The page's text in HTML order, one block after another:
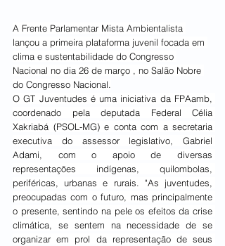
A Frente Parlamentar Mista Ambientalista
lançou a primeira plataforma juvenil focada em
clima e sustentabilidade do Congresso
Nacional no dia 26 de março , no Salão Nobre
do Congresso Nacional.
O GT Juventudes é uma iniciativa da FPAamb,
coordenado pela deputada Federal Célia
Xakriabá (PSOL-MG) e conta com a secretaria
executiva do assessor legislativo, Gabriel
Adami, com o apoio de diversas
representações indígenas, quilombolas,
periféricas, urbanas e rurais. "As juventudes,
preocupadas com o futuro, mas principalmente
o presente, sentindo na pele os efeitos da crise
climática, se sentem na necessidade de se
organizar em prol da representação de seus